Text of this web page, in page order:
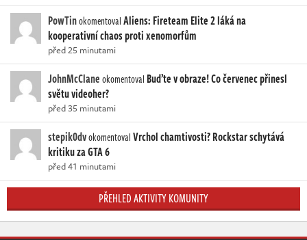
PowTinokomentovalAliens: Fireteam Elite 2 láká na
kooperativní chaos proti xenomorfům
před 25 minutami
JohnMcClaneokomentoval Buďte v obraze! Co červenec přinesl
světu videoher?
před 35 minutami
stepik0dvokomentovalVrchol chamtivosti? Rockstar schytává
kritiku za GTA 6
před 41 minutami
PŘEHLED AKTIVITY KOMUNITY